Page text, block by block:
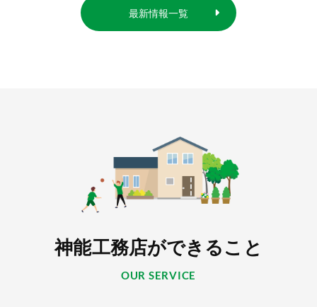
最新情報一覧
神能工務店ができること
OUR SERVICE